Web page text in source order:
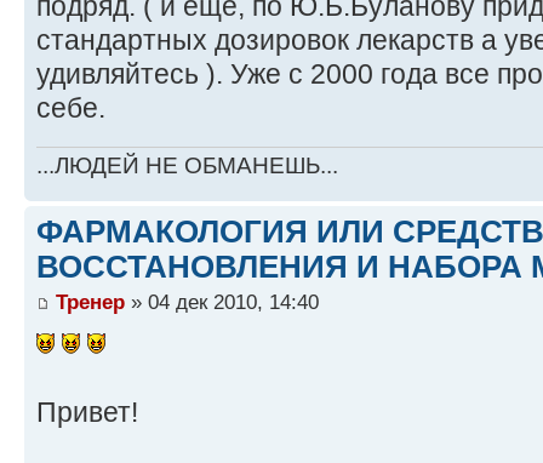
стандартных дозировок лекарств а
удивляйтесь ). Уже с 2000 года все
себе.
...ЛЮДЕЙ НЕ ОБМАНЕШЬ...
ФАРМАКОЛОГИЯ ИЛИ
ВОССТАНОВЛЕНИЯ И НАБОРА
Тренер » 04 дек 2010, 14:40
Привет!